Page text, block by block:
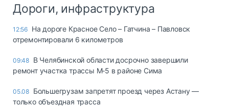
Дороги, инфраструктура
12:56 На дороге Красное Село – Гатчина – Павловск
отремонтировали 6 километров
09:48 В Челябинской области досрочно завершили
ремонт участка трассы М‑5 в районе Сима
05.08 Большегрузам запретят проезд через Астану —
только объездная трасса